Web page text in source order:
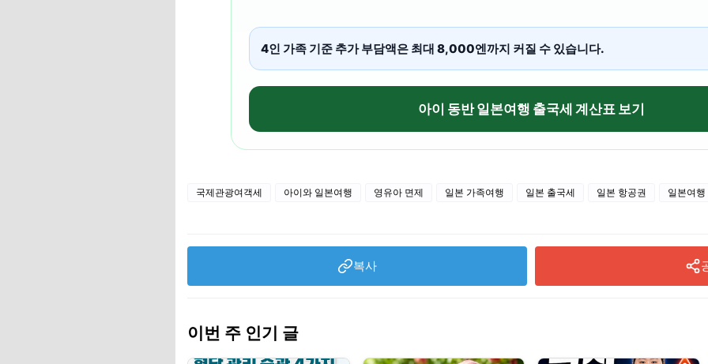
4인 가족 기준 추가 부담액은 최대 8,000엔까지 커질 수 있습니다.
아이 동반 일본여행 출국세 계산표 보기
국제관광여객세 아이와 일본여행 영유아 면제 일본 가족여행 일본 출국세 일본 항공권 일본여행
복사
이번 주 인기 글